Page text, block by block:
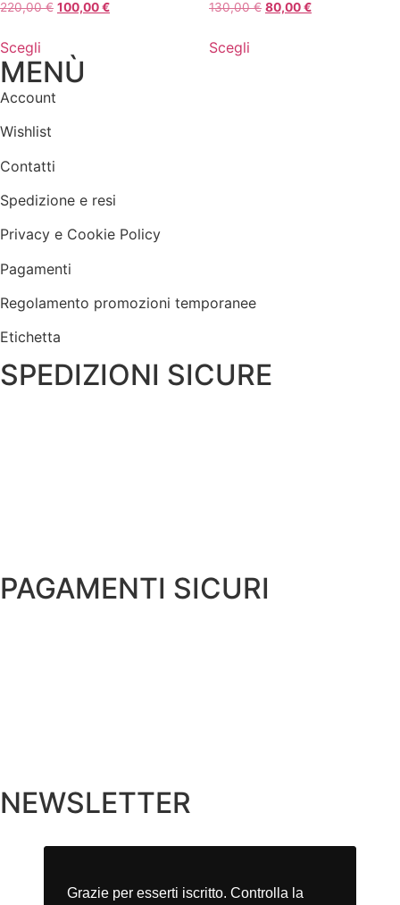
220,00€ 100,00€
Scegli
130,00€ 80,00€
Scegli
MENÙ
Account
Wishlist
Contatti
Spedizione e resi
Privacy e Cookie Policy
Pagamenti
Regolamento promozioni temporanee
Etichetta
SPEDIZIONI SICURE
PAGAMENTI SICURI
NEWSLETTER
Grazie per esserti iscritto. Controlla la